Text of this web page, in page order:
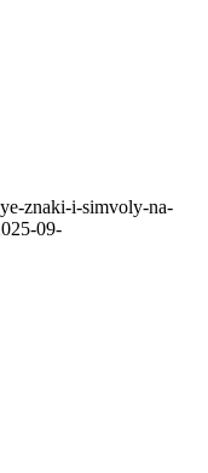
znaki-i-simvoly-na-
09-